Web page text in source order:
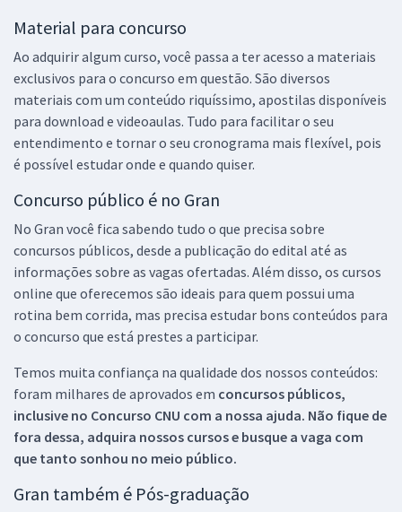
Material para concurso
Ao adquirir algum curso, você passa a ter acesso a materiais
exclusivos para o concurso em questão. São diversos
materiais com um conteúdo riquíssimo, apostilas disponíveis
para download e videoaulas. Tudo para facilitar o seu
entendimento e tornar o seu cronograma mais flexível, pois
é possível estudar onde e quando quiser.
Concurso público é no Gran
No Gran você fica sabendo tudo o que precisa sobre
concursos públicos, desde a publicação do edital até as
informações sobre as vagas ofertadas. Além disso, os cursos
online que oferecemos são ideais para quem possui uma
rotina bem corrida, mas precisa estudar bons conteúdos para
o concurso que está prestes a participar.
Temos muita confiança na qualidade dos nossos conteúdos:
foram milhares de aprovados em concursos públicos,
inclusive no Concurso CNU com a nossa ajuda. Não fique de
fora dessa, adquira nossos cursos e busque a vaga com
que tanto sonhou no meio público.
Gran também é Pós-graduação